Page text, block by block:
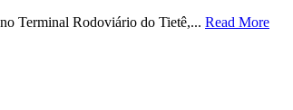
Terminal Rodoviário do Tietê,... Read More